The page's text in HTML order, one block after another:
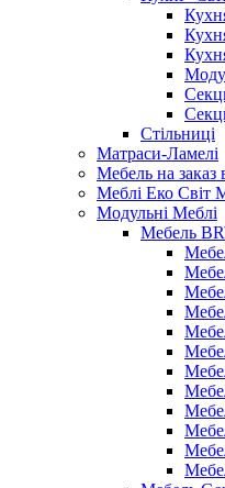
Стільниці
Матраси-Ламелі
Мебель на заказ
Меблі Еко Світ
Модульні Меблі
Мебель